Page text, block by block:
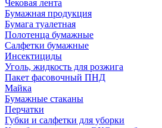
Чековая лента
Бумажная продукция
Бумага туалетная
Полотенца бумажные
Салфетки бумажные
Инсектициды
Уголь, жидкость для розжига
Пакет фасовочный ПНД
Майка
Бумажные стаканы
Перчатки
Губки и салфетки для уборки